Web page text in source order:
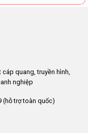
quang, truyền hình,
nghiệp
(hỗ trợ toàn quốc)